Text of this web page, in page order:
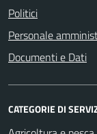
Politici
Personale
Documenti e Dati
CATEGORIE DI